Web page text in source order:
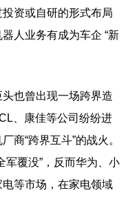
资或自研的形式布局
人业务有成为车企 “新
也曾出现一场跨界造
、康佳等公司纷纷进
商“跨界互斗”的战火。
军覆没”，反而华为、小
等市场，在家电领域